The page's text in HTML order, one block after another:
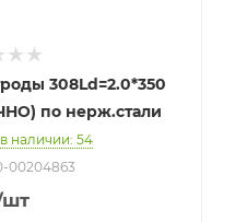
308Ld=2.0*350
по нерж.стали
наличии: 54
00204863